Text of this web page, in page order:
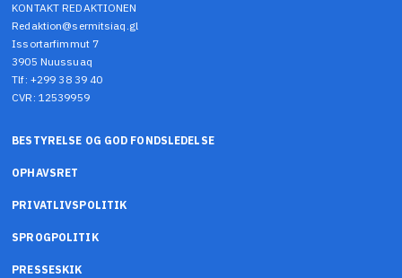
KONTAKT REDAKTIONEN
Redaktion@sermitsiaq.gl
Issortarfimmut 7
3905 Nuussuaq
Tlf: +299 38 39 40
CVR: 12539959
BESTYRELSE OG GOD FONDSLEDELSE
OPHAVSRET
PRIVATLIVSPOLITIK
SPROGPOLITIK
PRESSESKIK